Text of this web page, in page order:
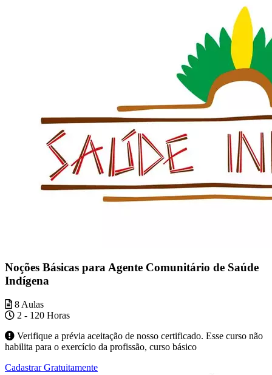
Noções Básicas para Agente Comunitário de Saúde
Indígena
8 Aulas
2 - 120 Horas
Verifique a prévia aceitação de nosso certificado. Esse curso não
habilita para o exercício da profissão, curso básico
Cadastrar Gratuitamente